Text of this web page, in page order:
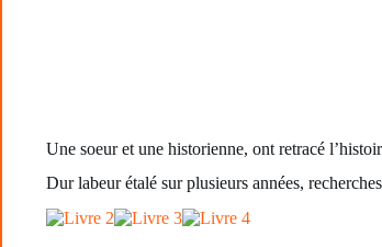
Une soeur et une historienne, ont retracé
Dur labeur étalé sur plusieurs années,